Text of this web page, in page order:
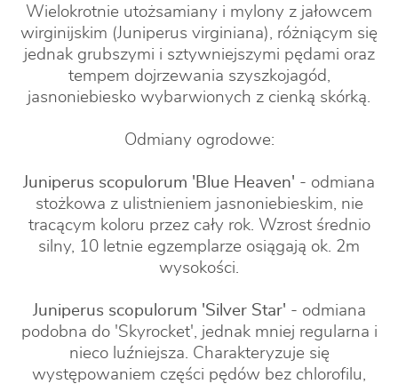
Wielokrotnie utożsamiany i mylony z jałowcem
wirginijskim (Juniperus virginiana), różniącym się
jednak grubszymi i sztywniejszymi pędami oraz
tempem dojrzewania szyszkojagód,
jasnoniebiesko wybarwionych z cienką skórką.
Odmiany ogrodowe:
Juniperus scopulorum 'Blue Heaven' - odmiana
stożkowa z ulistnieniem jasnoniebieskim, nie
tracącym koloru przez cały rok. Wzrost średnio
silny, 10 letnie egzemplarze osiągają ok. 2m
wysokości.
Juniperus scopulorum 'Silver Star' - odmiana
podobna do 'Skyrocket', jednak mniej regularna i
nieco luźniejsza. Charakteryzuje się
występowaniem części pędów bez chlorofilu,